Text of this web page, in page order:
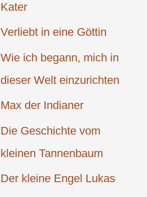
Kater
Verliebt in eine Göttin
Wie ich begann, mich in
dieser Welt einzu­richten
Max der Indianer
Die Geschichte vom
kleinen Tannenbaum
Der kleine Engel Lukas